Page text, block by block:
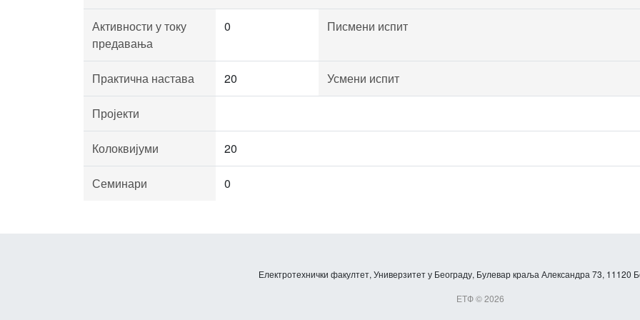
Активности у току
предавања
0 Писмени испит
Практична настава 20 Усмени испит
Пројекти
Колоквијуми 20
Семинари 0
Електротехнички факултет, Универзитет у Београду, Булевар краља Александра 73, 11120
ЕТФ © 2026